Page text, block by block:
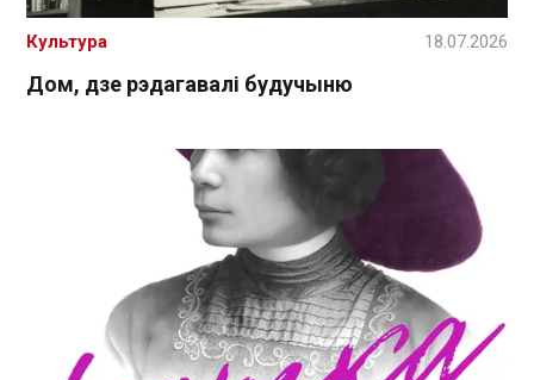
Дом, дзе рэдагавалі будучыню
Культура 18.07.2026